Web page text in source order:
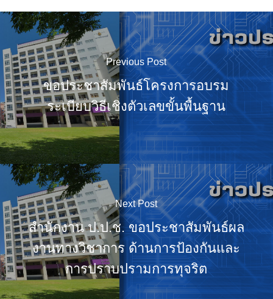
Previous Post
ขอประชาสัมพันธ์โครงการอบรม
ระเบียบวิธีเชิงตัวเลขขั้นพื้นฐาน
Next Post
สำนักงาน ป.ป.ช. ขอประชาสัมพันธ์ผล
งานทางวิชาการ ด้านการป้องกันและ
การปราบปรามการทุจริต